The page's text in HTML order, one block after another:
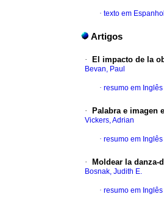
· texto em Espanhol
Artigos
· El impacto de la
Bevan, Paul
· resumo em Inglês
· Palabra e imagen
Vickers, Adrian
· resumo em Inglês
· Moldear la
Bosnak, Judith E.
· resumo em Inglês